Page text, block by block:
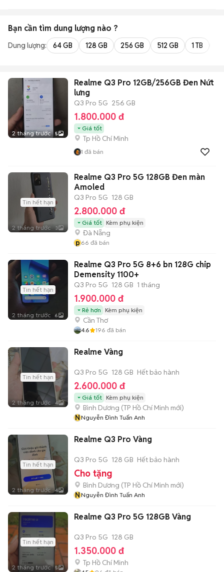
Bạn cần tìm dung lượng nào ?
Dung lượng: 64 GB 128 GB 256 GB 512 GB 1 TB
2 tháng trước 5
Realme Q3 Pro 12GB/256GB Đen Nứt
lưng
Q3 Pro 5G 256 GB
1.800.000 đ
Giá tốt
Tp Hồ Chí Minh
1 đã bán
Tin hết hạn
2 tháng trước 3
Realme Q3 Pro 5G 128GB Đen màn
Amoled
Q3 Pro 5G 128 GB
2.800.000 đ
Giá tốt Kèm phụ kiện
Đà Nẵng
p66 đã bán
Tin hết hạn
2 tháng trước 6
Realme Q3 Pro 5G 8+6 bn 128G chip
Demensity 1100+
Q3 Pro 5G 128 GB 1 tháng
1.900.000 đ
Rẻ hơn Kèm phụ kiện
Cần Thơ
4.6 196 đã bán
Tin hết hạn
2 tháng trước 4
Realme Vàng
Q3 Pro 5G 128 GB Hết bảo hành
2.600.000 đ
Giá tốt Kèm phụ kiện
Bình Dương (TP Hồ Chí Minh mới)
NNguyễn Đình Tuấn Anh
Tin hết hạn
2 tháng trước 4
Realme Q3 Pro Vàng
Q3 Pro 5G 128 GB Hết bảo hành
Cho tặng
Bình Dương (TP Hồ Chí Minh mới)
NNguyễn Đình Tuấn Anh
Tin hết hạn
2 tháng trước 5
Realme Q3 Pro 5G 128GB Vàng
Q3 Pro 5G 128 GB
1.350.000 đ
Tp Hồ Chí Minh